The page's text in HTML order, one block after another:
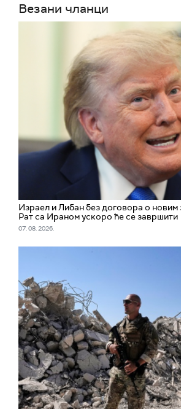
Везани чланци
Израел и Либан без договора о новим
Рат са Ираном ускоро ће се завршити
07. 08. 2026.